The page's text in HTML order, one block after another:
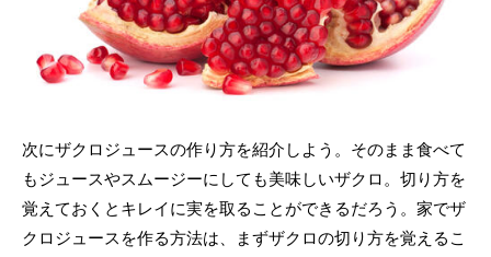
次にザクロジュースの作り方を紹介しよう。そのまま食べて
もジュースやスムージーにしても美味しいザクロ。切り方を
覚えておくとキレイに実を取ることができるだろう。家でザ
クロジュースを作る方法は、まずザクロの切り方を覚えるこ